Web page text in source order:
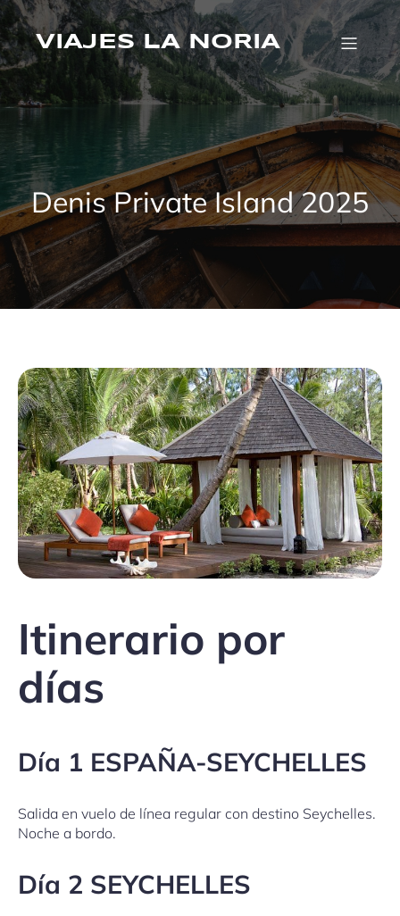
Saltar
al
contenidoVIAJES LA NORIA
Denis Private Island 2025
Itinerario por
días
Día 1 ESPAÑA-SEYCHELLES
Salida en vuelo de línea regular con destino Seychelles.
Noche a bordo.
Día 2 SEYCHELLES